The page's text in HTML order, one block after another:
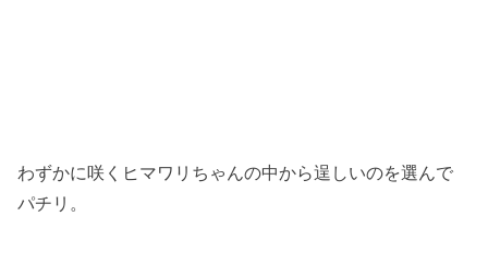
わずかに咲くヒマワリちゃんの中から逞しいのを選んで
パチリ。